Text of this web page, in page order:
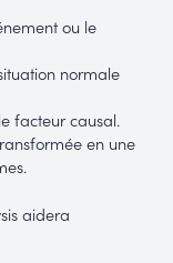
ou le
normale
facteur causal.
en une
aidera